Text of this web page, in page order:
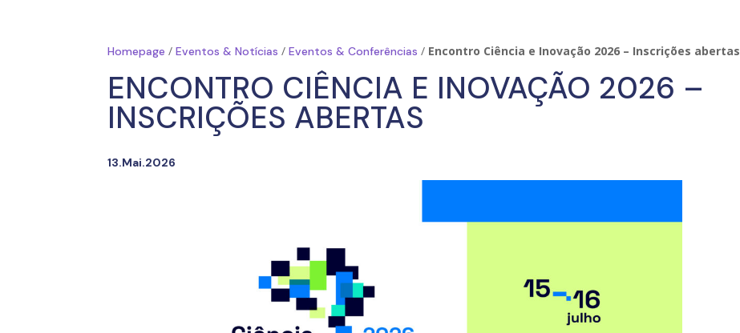
Homepage /Eventos & Notícias /Eventos & Conferências / Encontro Ciência e Inovação 2026 – Inscrições abertas
ENCONTRO CIÊNCIA E INOVAÇÃO 2026 –
INSCRIÇÕES ABERTAS
13.Mai.2026